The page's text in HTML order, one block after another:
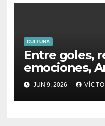
CULTURA
Entre goles,
emociones,
PJEdomex
exposición
JUN 9, 2026